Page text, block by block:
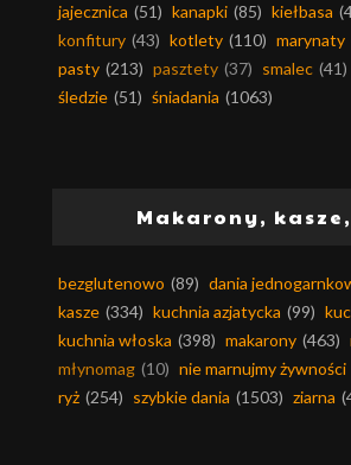
jajecznica (51) kanapki (85) kiełbasa
konfitury (43) kotlety (110) marynaty
pasty (213) pasztety (37) smalec (41)
śledzie (51) śniadania (1063)
Makarony,
bezglutenowo (89) dania
kasze (334) kuchnia azjatycka (99)
kuchnia włoska (398) makarony (463)
młynomag (10) nie marnujmy żywności
ryż (254) szybkie dania (1503) ziarna